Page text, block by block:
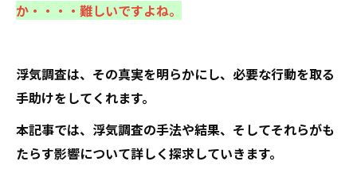
か・・・・難しいですよね。
浮気調査は、その真実を明らかにし、必要な行動を取る
手助けをしてくれます。
本記事では、浮気調査の手法や結果、そしてそれらがも
たらす影響について詳しく探求していきます。